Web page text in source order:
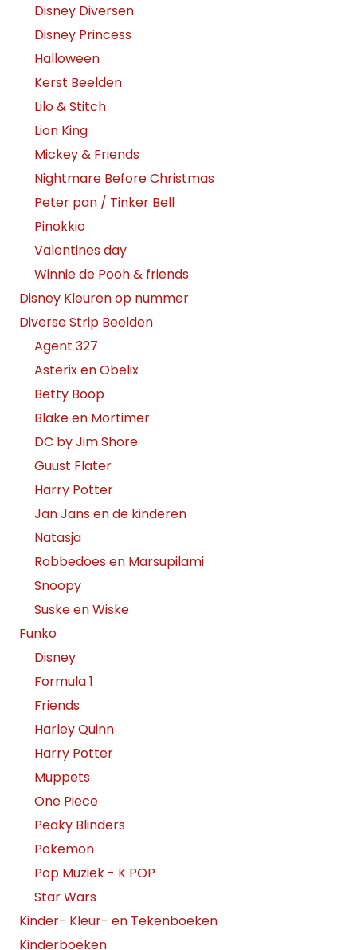
Disney Diversen
Disney Princess
Halloween
Kerst Beelden
Lilo & Stitch
Lion King
Mickey & Friends
Nightmare Before Christmas
Peter pan / Tinker Bell
Pinokkio
Valentines day
Winnie de Pooh & friends
Disney Kleuren op nummer
Diverse Strip Beelden
Agent 327
Asterix en Obelix
Betty Boop
Blake en Mortimer
DC by Jim Shore
Guust Flater
Harry Potter
Jan Jans en de kinderen
Natasja
Robbedoes en Marsupilami
Snoopy
Suske en Wiske
Funko
Disney
Formula 1
Friends
Harley Quinn
Harry Potter
Muppets
One Piece
Peaky Blinders
Pokemon
Pop Muziek - K POP
Star Wars
Kinder- Kleur- en Tekenboeken
Kinderboeken